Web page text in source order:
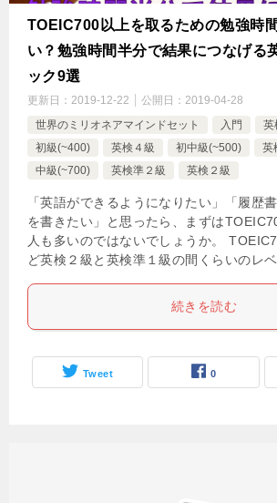
TOEIC700以上を取るための勉強時
い？勉強時間半分で結果につなげる
ック9選
更新日： 2019-12-22 公開日： 2019-04-28
世界のミリオネアマインドセット
入門
英
初級(~400)
英検４級 初中級(~500)
英
中級(~700)
英検準２級 英検２級
「英語ができるようになりたい」「履歴
を書きたい」と思ったら、まずは
人も多いのではないでしょうか。
ど英検２級と英検準１級の間くらいのレ
続きを読む
Tweet 0